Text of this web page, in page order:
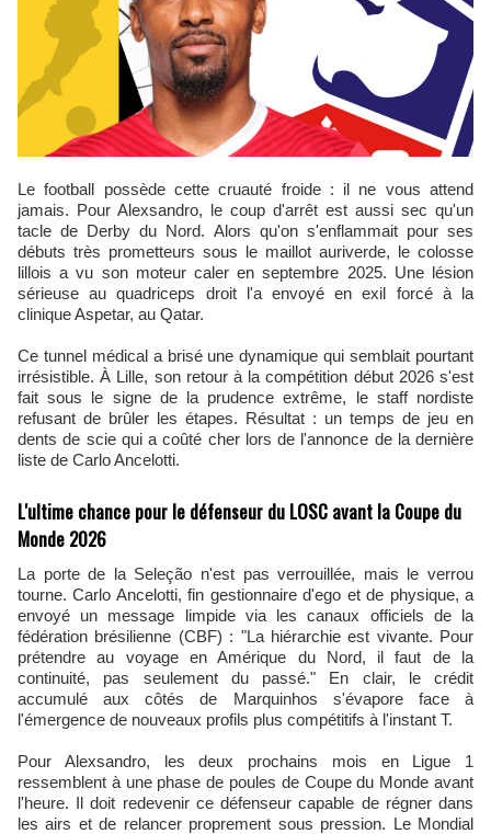
Le football possède cette cruauté froide : il ne vous attend
jamais. Pour Alexsandro, le coup d'arrêt est aussi sec qu'un
tacle de Derby du Nord. Alors qu'on s'enflammait pour ses
débuts très prometteurs sous le maillot auriverde, le colosse
lillois a vu son moteur caler en septembre 2025. Une lésion
sérieuse au quadriceps droit l'a envoyé en exil forcé à la
clinique Aspetar, au Qatar.
Ce tunnel médical a brisé une dynamique qui semblait pourtant
irrésistible. À Lille, son retour à la compétition début 2026 s'est
fait sous le signe de la prudence extrême, le staff nordiste
refusant de brûler les étapes. Résultat : un temps de jeu en
dents de scie qui a coûté cher lors de l'annonce de la dernière
liste de Carlo Ancelotti.
L'ultime chance pour le défenseur du LOSC avant la Coupe du
Monde 2026
La porte de la Seleção n'est pas verrouillée, mais le verrou
tourne. Carlo Ancelotti, fin gestionnaire d'ego et de physique, a
envoyé un message limpide via les canaux officiels de la
fédération brésilienne (CBF) : "La hiérarchie est vivante. Pour
prétendre au voyage en Amérique du Nord, il faut de la
continuité, pas seulement du passé." En clair, le crédit
accumulé aux côtés de Marquinhos s'évapore face à
l'émergence de nouveaux profils plus compétitifs à l'instant T.
Pour Alexsandro, les deux prochains mois en Ligue 1
ressemblent à une phase de poules de Coupe du Monde avant
l'heure. Il doit redevenir ce défenseur capable de régner dans
les airs et de relancer proprement sous pression. Le Mondial